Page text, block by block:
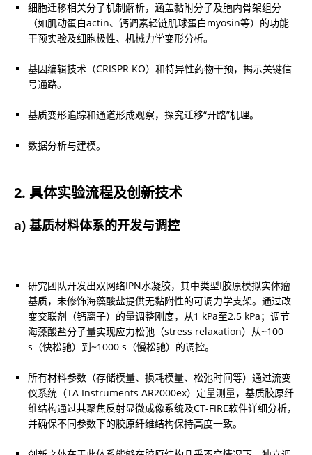
细胞迁移相关分子机制解析，涵盖黏附分子及胞内骨架组分
（如肌动蛋白actin、钙调素轻链肌球蛋白myosin等）的功能
干预实验及细胞极性、机械力学变形分析。
基因编辑技术（CRISPR KO）和特异性药物干预，揭示关键信
号通路。
基质变形追踪和通道形成观察，探究迁移“开路”机理。
数据分析与建模。
2. 具体实验流程及创新技术
a) 基质材料体系的开发与调控
研究团队开发出双网络IPN水凝胶，其中类型I胶原模拟实体瘤
基质，未修饰海藻酸盐提供无黏附性的可调力学支架。通过改
变交联剂（钙离子）的量调整刚度，从1 kPa至2.5 kPa；调节
海藻酸盐分子量实现应力松弛（stress relaxation）从~100
s（快松驰）到~1000 s（慢松驰）的调控。
所有材料参数（存储模量、损耗模量、松弛时间等）通过流变
仪系统（TA Instruments AR2000ex）定量测量，基质胶原纤
维结构通过共聚焦反射显微成像系统及CT-FIRE软件详细分析，
并确保不同参数下的胶原纤维结构保持高度一致。